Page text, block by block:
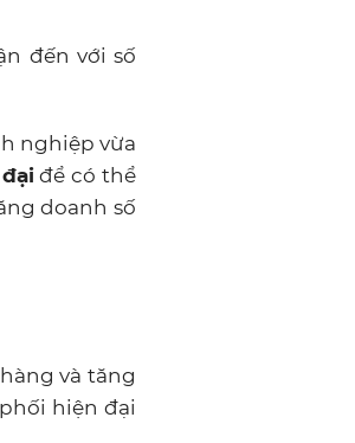
đến với số
nghiệp vừa
để có thể
doanh số
và tăng
hiện đại